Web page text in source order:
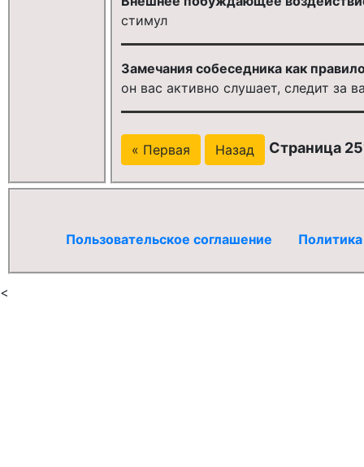
стимул
Замечания собеседника как
он вас активно слушает, следит за
« Первая Назад Страница
Пользовательское соглашение
<